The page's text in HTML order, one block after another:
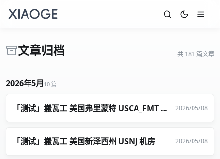
文章归档 共 181 篇文章
2026年5月 10 篇
「测试」搬瓦工 美国弗里蒙特 USCA_FMT 机房 2026/05/08
「测试」搬瓦工 美国新泽西州 USNJ 机房 2026/05/08